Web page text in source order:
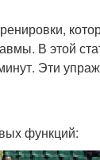
В этой
Эти
функций: